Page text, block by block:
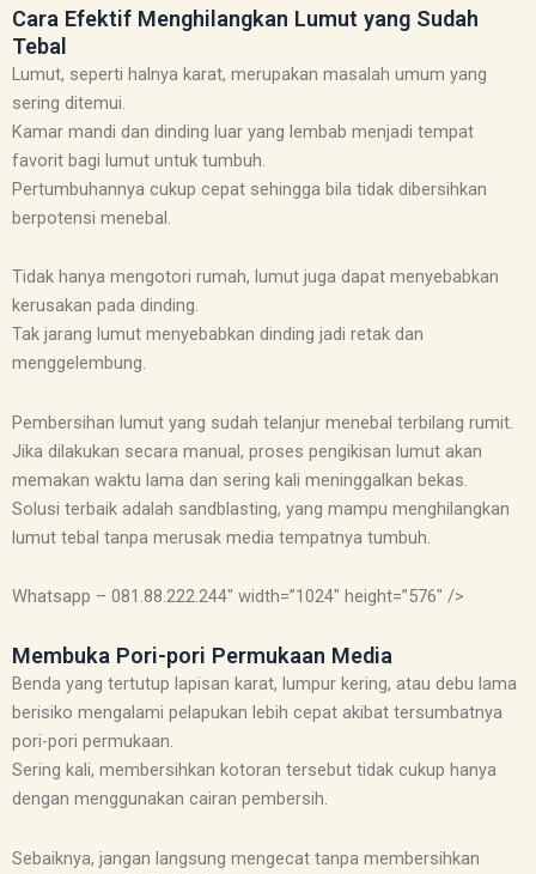
Cara Efektif Menghilangkan Lumut yang Sudah
Tebal
Lumut, seperti halnya karat, merupakan masalah umum yang
sering ditemui.
Kamar mandi dan dinding luar yang lembab menjadi tempat
favorit bagi lumut untuk tumbuh.
Pertumbuhannya cukup cepat sehingga bila tidak dibersihkan
berpotensi menebal.
Tidak hanya mengotori rumah, lumut juga dapat menyebabkan
kerusakan pada dinding.
Tak jarang lumut menyebabkan dinding jadi retak dan
menggelembung.
Pembersihan lumut yang sudah telanjur menebal terbilang rumit.
Jika dilakukan secara manual, proses pengikisan lumut akan
memakan waktu lama dan sering kali meninggalkan bekas.
Solusi terbaik adalah sandblasting, yang mampu menghilangkan
lumut tebal tanpa merusak media tempatnya tumbuh.
Whatsapp – 081.88.222.244″ width=”1024″ height=”576″ />
Membuka Pori-pori Permukaan Media
Benda yang tertutup lapisan karat, lumpur kering, atau debu lama
berisiko mengalami pelapukan lebih cepat akibat tersumbatnya
pori-pori permukaan.
Sering kali, membersihkan kotoran tersebut tidak cukup hanya
dengan menggunakan cairan pembersih.
Sebaiknya, jangan langsung mengecat tanpa membersihkan